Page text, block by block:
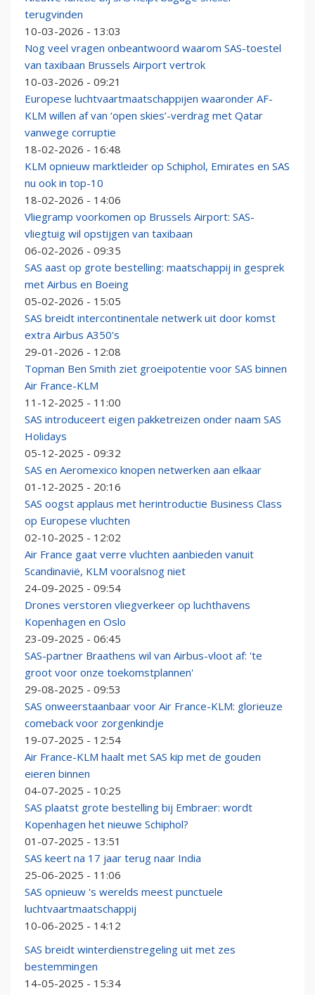
terugvinden
10-03-2026 - 13:03
Nog veel vragen onbeantwoord waarom SAS-toestel
van taxibaan Brussels Airport vertrok
10-03-2026 - 09:21
Europese luchtvaartmaatschappijen waaronder AF-
KLM willen af van ‘open skies’-verdrag met Qatar
vanwege corruptie
18-02-2026 - 16:48
KLM opnieuw marktleider op Schiphol, Emirates en SAS
nu ook in top-10
18-02-2026 - 14:06
Vliegramp voorkomen op Brussels Airport: SAS-
vliegtuig wil opstijgen van taxibaan
06-02-2026 - 09:35
SAS aast op grote bestelling: maatschappij in gesprek
met Airbus en Boeing
05-02-2026 - 15:05
SAS breidt intercontinentale netwerk uit door komst
extra Airbus A350's
29-01-2026 - 12:08
Topman Ben Smith ziet groeipotentie voor SAS binnen
Air France-KLM
11-12-2025 - 11:00
SAS introduceert eigen pakketreizen onder naam SAS
Holidays
05-12-2025 - 09:32
SAS en Aeromexico knopen netwerken aan elkaar
01-12-2025 - 20:16
SAS oogst applaus met herintroductie Business Class
op Europese vluchten
02-10-2025 - 12:02
Air France gaat verre vluchten aanbieden vanuit
Scandinavië, KLM vooralsnog niet
24-09-2025 - 09:54
Drones verstoren vliegverkeer op luchthavens
Kopenhagen en Oslo
23-09-2025 - 06:45
SAS-partner Braathens wil van Airbus-vloot af: 'te
groot voor onze toekomstplannen'
29-08-2025 - 09:53
SAS onweerstaanbaar voor Air France-KLM: glorieuze
comeback voor zorgenkindje
19-07-2025 - 12:54
Air France-KLM haalt met SAS kip met de gouden
eieren binnen
04-07-2025 - 10:25
SAS plaatst grote bestelling bij Embraer: wordt
Kopenhagen het nieuwe Schiphol?
01-07-2025 - 13:51
SAS keert na 17 jaar terug naar India
25-06-2025 - 11:06
SAS opnieuw 's werelds meest punctuele
luchtvaartmaatschappij
10-06-2025 - 14:12
SAS breidt winterdienstregeling uit met zes
bestemmingen
14-05-2025 - 15:34